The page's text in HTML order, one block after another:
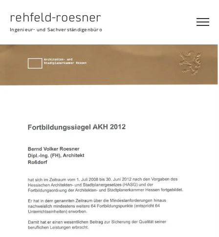
rehfeld-roesner
Ingenieur- und Sachverständigenbüro